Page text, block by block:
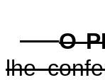
O
lhe